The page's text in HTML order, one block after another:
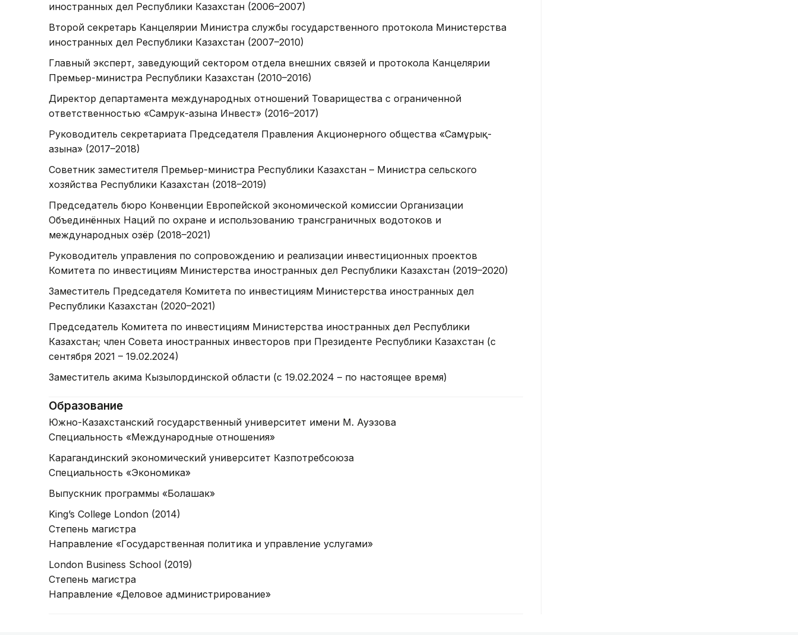
иностранных дел Республики Казахстан (2006–2007)
Второй секретарь Канцелярии Министра службы государственного протокола Министерства
иностранных дел Республики Казахстан (2007–2010)
Главный эксперт, заведующий сектором отдела внешних связей и протокола Канцелярии
Премьер-министра Республики Казахстан (2010–2016)
Директор департамента международных отношений Товарищества с ограниченной
ответственностью «Самрук-Қазына Инвест» (2016–2017)
Руководитель секретариата Председателя Правления Акционерного общества «Самұрық-
Қазына» (2017–2018)
Советник заместителя Премьер-министра Республики Казахстан – Министра сельского
хозяйства Республики Казахстан (2018–2019)
Председатель бюро Конвенции Европейской экономической комиссии Организации
Объединённых Наций по охране и использованию трансграничных водотоков и
международных озёр (2018–2021)
Руководитель управления по сопровождению и реализации инвестиционных проектов
Комитета по инвестициям Министерства иностранных дел Республики Казахстан (2019–2020)
Заместитель Председателя Комитета по инвестициям Министерства иностранных дел
Республики Казахстан (2020–2021)
Председатель Комитета по инвестициям Министерства иностранных дел Республики
Казахстан; член Совета иностранных инвесторов при Президенте Республики Казахстан (с
сентября 2021 – 19.02.2024)
Заместитель акима Кызылординской области (с 19.02.2024 – по настоящее время)
Образование
Южно-Казахстанский государственный университет имени М. Ауэзова
Специальность «Международные отношения»
Карагандинский экономический университет Казпотребсоюза
Специальность «Экономика»
Выпускник программы «Болашак»
King’s College London (2014)
Степень магистра
Направление «Государственная политика и управление услугами»
London Business School (2019)
Степень магистра
Направление «Деловое администрирование»